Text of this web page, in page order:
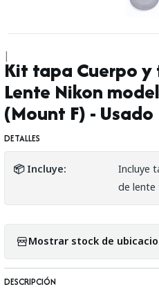
|
Kit tapa Cuerpo
Lente Nikon
(Mount F) - Usado
DETALLES
📦 Incluye:
Incluye
de lente
Mostrar stock de
DESCRIPCIÓN